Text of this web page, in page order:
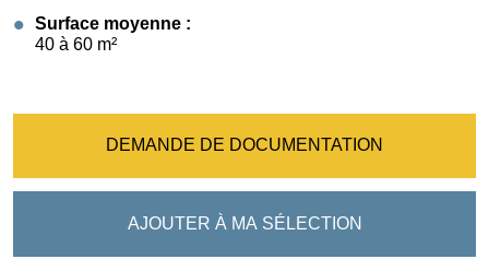
Surface moyenne :
40 à 60 m²
DEMANDE DE DOCUMENTATION
AJOUTER À MA SÉLECTION